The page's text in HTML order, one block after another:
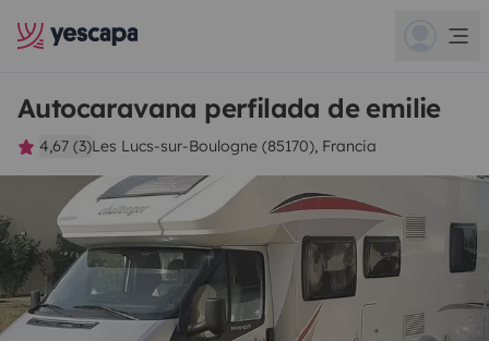
Autocaravana perfilada de emilie
4,67 (3)Les Lucs-sur-Boulogne (85170), Francia